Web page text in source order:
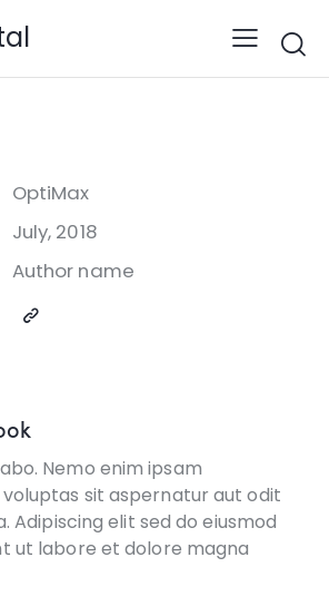
OptiMax
July, 2018
Author name
Nemo enim ipsam
sit aspernatur aut odit
Adipiscing elit sed do eiusmod
ut labore et dolore magna